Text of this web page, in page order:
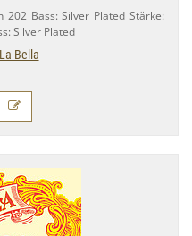
202 Bass: Silver Plated Stärke:
Silver Plated
La Bella